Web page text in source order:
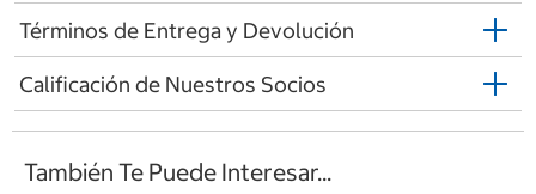
Términos de Entrega y Devolución
Calificación de Nuestros Socios
También Te Puede Interesar...